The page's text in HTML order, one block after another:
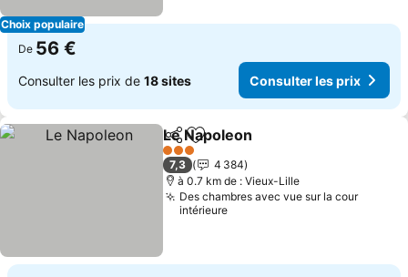
Choix populaire
De 56 €
Consulter les prix de 18 sites Consulter les prix
PartagerAjouter à mes favoris
Le Napoleon
3 Étoiles
7,3
4 384
à 0.7 km de : Vieux-Lille
Des chambres avec vue sur la cour
intérieure